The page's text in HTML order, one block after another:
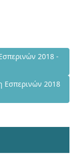
Εξεταστέα Ύλη
2018 -
ύλη
Εσπερινών 2018